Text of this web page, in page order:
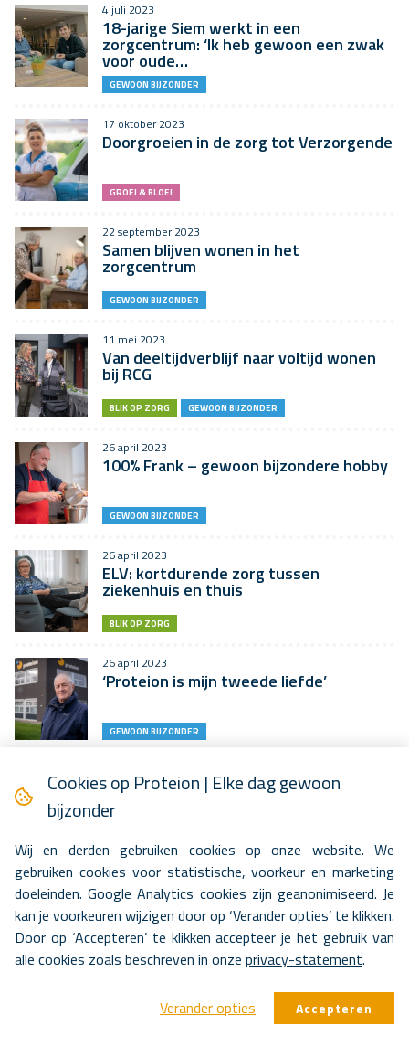
4 juli 2023
18-jarige Siem werkt in een
zorgcentrum: ‘Ik heb gewoon een zwak
voor oude…
GEWOON BIJZONDER
17 oktober 2023
Doorgroeien in de zorg tot Verzorgende
GROEI & BLOEI
22 september 2023
Samen blijven wonen in het
zorgcentrum
GEWOON BIJZONDER
11 mei 2023
Van deeltijdverblijf naar voltijd wonen
bij RCG
BLIK OP ZORG GEWOON BIJZONDER
26 april 2023
100% Frank – gewoon bijzondere hobby
GEWOON BIJZONDER
26 april 2023
ELV: kortdurende zorg tussen
ziekenhuis en thuis
BLIK OP ZORG
26 april 2023
‘Proteion is mijn tweede liefde’
GEWOON BIJZONDER
Respijtzorg: een adempauze voor de
mantelzorger
11 april 2023
‘Ik ben misschien nog een puppy, maar ik
tel helemaal mee in het…
GEWOON BIJZONDER
Snel helemaal thuis in Hoenderpark
Cookies op Proteion | Elke dag gewoon
bijzonder
Wij en derden gebruiken cookies op onze website. We
gebruiken cookies voor statistische, voorkeur en marketing
doeleinden. Google Analytics cookies zijn geanonimiseerd. Je
kan je voorkeuren wijzigen door op ‘Verander opties’ te klikken.
Door op ‘Accepteren’ te klikken accepteer je het gebruik van
alle cookies zoals beschreven in onze privacy-statement.
Verander opties Accepteren